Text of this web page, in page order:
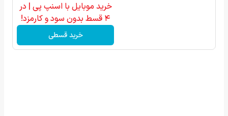
خرید موبایل با اسنپ پی | در
۴ قسط بدون سود و کارمزد!
خرید قسطی